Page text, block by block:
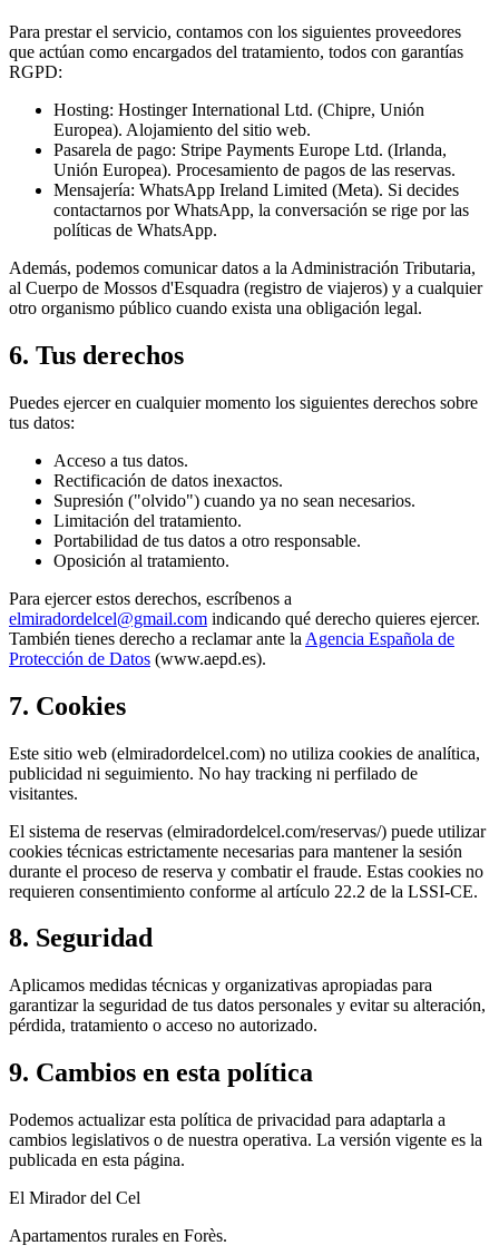
Para prestar el servicio, contamos con los siguientes proveedores
que actúan como encargados del tratamiento, todos con garantías
RGPD:
Hosting: Hostinger International Ltd. (Chipre, Unión
Europea). Alojamiento del sitio web.
Pasarela de pago: Stripe Payments Europe Ltd. (Irlanda,
Unión Europea). Procesamiento de pagos de las reservas.
Mensajería: WhatsApp Ireland Limited (Meta). Si decides
contactarnos por WhatsApp, la conversación se rige por las
políticas de WhatsApp.
Además, podemos comunicar datos a la Administración Tributaria,
al Cuerpo de Mossos d'Esquadra (registro de viajeros) y a cualquier
otro organismo público cuando exista una obligación legal.
6. Tus derechos
Puedes ejercer en cualquier momento los siguientes derechos sobre
tus datos:
Acceso a tus datos.
Rectificación de datos inexactos.
Supresión ("olvido") cuando ya no sean necesarios.
Limitación del tratamiento.
Portabilidad de tus datos a otro responsable.
Oposición al tratamiento.
Para ejercer estos derechos, escríbenos a
elmiradordelcel@gmail.com indicando qué derecho quieres ejercer.
También tienes derecho a reclamar ante la Agencia Española de
Protección de Datos (www.aepd.es).
7. Cookies
Este sitio web (elmiradordelcel.com) no utiliza cookies de analítica,
publicidad ni seguimiento. No hay tracking ni perfilado de
visitantes.
El sistema de reservas (elmiradordelcel.com/reservas/) puede utilizar
cookies técnicas estrictamente necesarias para mantener la sesión
durante el proceso de reserva y combatir el fraude. Estas cookies no
requieren consentimiento conforme al artículo 22.2 de la LSSI-CE.
8. Seguridad
Aplicamos medidas técnicas y organizativas apropiadas para
garantizar la seguridad de tus datos personales y evitar su alteración,
pérdida, tratamiento o acceso no autorizado.
9. Cambios en esta política
Podemos actualizar esta política de privacidad para adaptarla a
cambios legislativos o de nuestra operativa. La versión vigente es la
publicada en esta página.
El Mirador del Cel
Apartamentos rurales en Forès.